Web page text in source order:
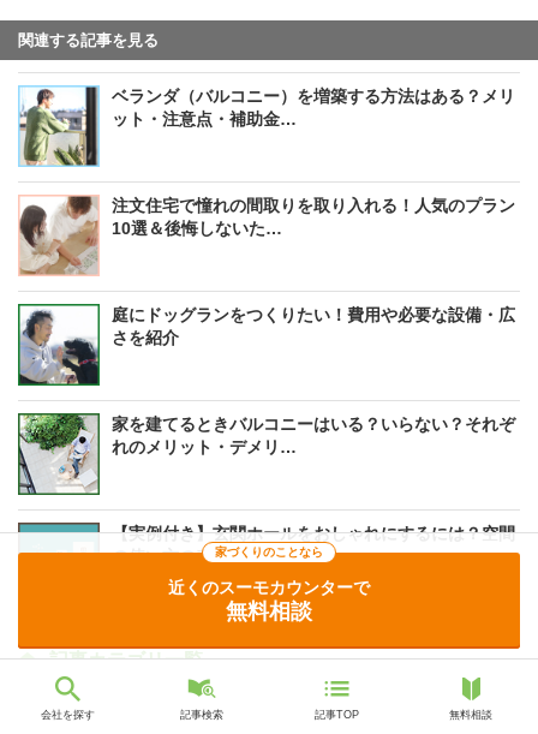
会社を探す 記事検索 記事TOP 無料相談
関連する記事を見る
ベランダ（バルコニー）を増築する方法はある？メリ
ット・注意点・補助金…
注文住宅で憧れの間取りを取り入れる！人気のプラン
10選＆後悔しないた…
庭にドッグランをつくりたい！費用や必要な設備・広
さを紹介
家を建てるときバルコニーはいる？いらない？それぞ
れのメリット・デメリ…
【実例付き】玄関ホールをおしゃれにするには？空間
の使い方のアイデア、…
記事カテゴリ一覧
住まい探し入門 賃貸
家づくりのことなら
近くのスーモカウンターで
無料相談